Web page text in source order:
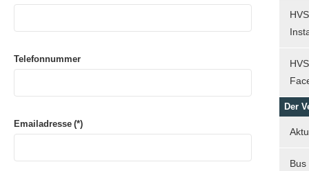
Telefonnummer
Emailadresse (*)
Der
Bus